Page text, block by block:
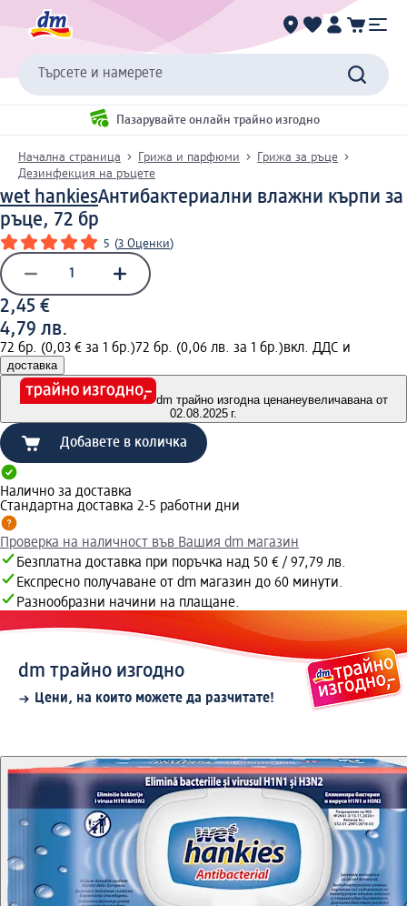
Търсете и намерете
Пазарувайте онлайн трайно изгодно
Начална страница Грижа и парфюми
Грижа за ръце
Дезинфекция на ръцете
wet hankiesАнтибактериални влажни кърпи за
ръце, 72 бр
5 (3 Оценки)
2,45 €
4,79 лв.
72 бр. (0,03 € за 1 бр.)72 бр. (0,06 лв. за 1 бр.)вкл. ДДС и
доставка
dm трайно изгодна ценанеувеличавана от
02.08.2025 г.
Добавете в количка
Налично за доставка
Стандартна доставка 2-5 работни дни
Проверка на наличност във Вашия dm магазин
Безплатна доставка при поръчка над 50 € / 97,79 лв.
Експресно получаване от dm магазин до 60 минути.
Разнообразни начини на плащане.
dm трайно изгодно
Цени, на които можете да разчитате!